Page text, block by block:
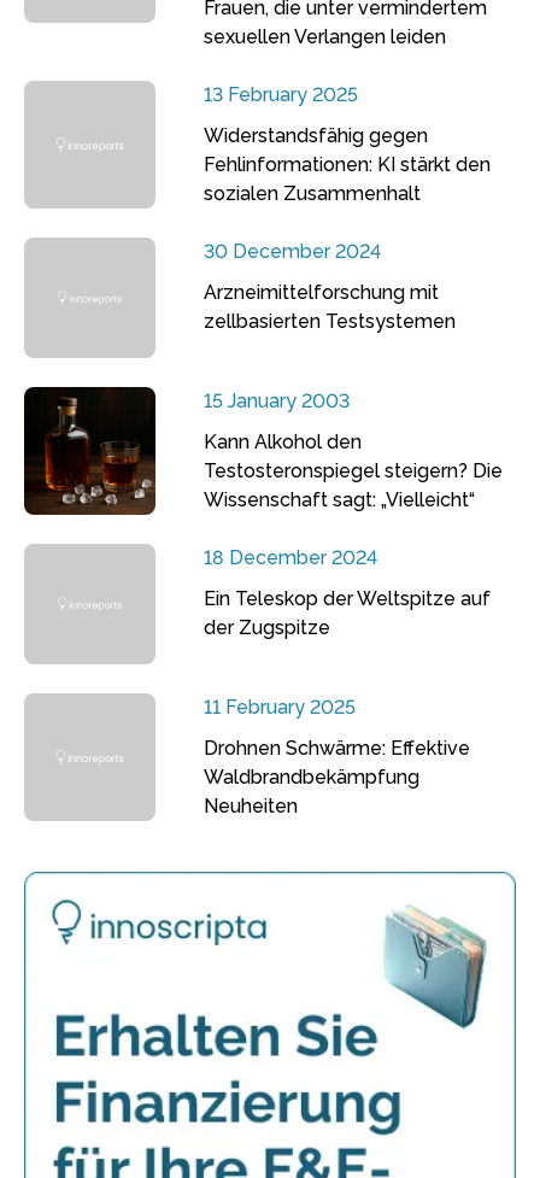
Frauen, die unter vermindertem
sexuellen Verlangen leiden
13 February 2025
Widerstandsfähig gegen
Fehlinformationen: KI stärkt den
sozialen Zusammenhalt
30 December 2024
Arzneimittelforschung mit
zellbasierten Testsystemen
15 January 2003
Kann Alkohol den
Testosteronspiegel steigern? Die
Wissenschaft sagt: „Vielleicht“
18 December 2024
Ein Teleskop der Weltspitze auf
der Zugspitze
11 February 2025
Drohnen Schwärme: Effektive
Waldbrandbekämpfung
Neuheiten